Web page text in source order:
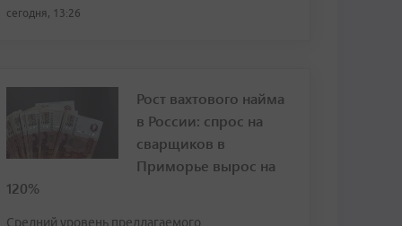
сегодня, 13:26
Рост вахтового найма
в России: спрос на
сварщиков в
Приморье вырос на
120%
Средний уровень предлагаемого